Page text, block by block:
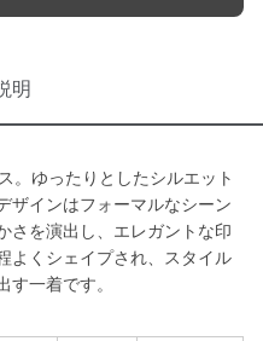
明
。ゆったりとしたシルエット
ザインはフォーマルなシーン
さを演出し、エレガントな印
よくシェイプされ、スタイル
す一着です。